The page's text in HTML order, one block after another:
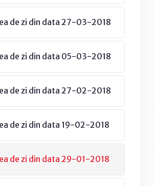
de zi din data 27-03-2018
de zi din data 05-03-2018
de zi din data 27-02-2018
de zi din data 19-02-2018
de zi din data 29-01-2018